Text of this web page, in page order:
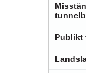
Publikt